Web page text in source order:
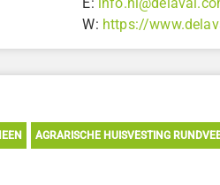
W: https://
AGRARISCHE HUISVESTING